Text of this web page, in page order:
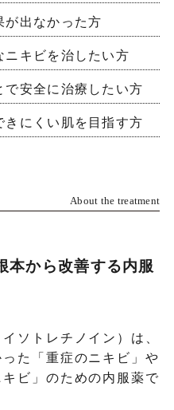
が出なかった方
ニキビを治したい方
で安全に治療したい方
にくい肌を目指す方
About the treatment
本から改善する内服
ソトレチノイン）は、
た「重症のニキビ」や
キビ」のための内服薬で